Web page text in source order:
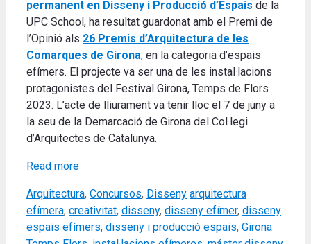
permanent en Disseny i Producció d’Espais de la
UPC School, ha resultat guardonat amb el Premi de
l’Opinió als 26 Premis d’Arquitectura de les
Comarques de Girona, en la categoria d’espais
efímers. El projecte va ser una de les instal·lacions
protagonistes del Festival Girona, Temps de Flors
2023. L’acte de lliurament va tenir lloc el 7 de juny a
la seu de la Demarcació de Girona del Col·legi
d’Arquitectes de Catalunya.
Read more
Categories
Arquitectura, Concursos, Disseny Tags
arquitectura
efímera, creativitat, disseny, disseny efímer, disseny
espais efímers, disseny i producció espais, Girona